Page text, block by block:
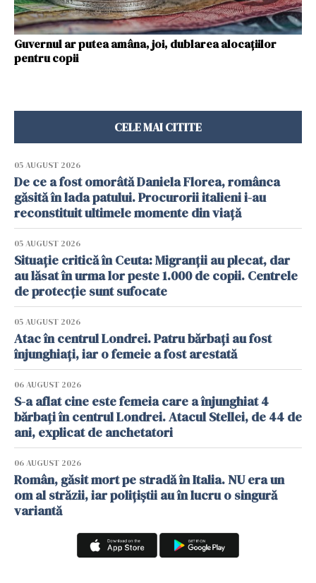
Guvernul ar putea amâna, joi, dublarea alocațiilor
pentru copii
CELE MAI CITITE
05 AUGUST 2026
De ce a fost omorâtă Daniela Florea, românca
găsită în lada patului. Procurorii italieni i-au
reconstituit ultimele momente din viață
05 AUGUST 2026
Situație critică în Ceuta: Migranții au plecat, dar
au lăsat în urma lor peste 1.000 de copii. Centrele
de protecție sunt sufocate
05 AUGUST 2026
Atac în centrul Londrei. Patru bărbați au fost
înjunghiați, iar o femeie a fost arestată
06 AUGUST 2026
S-a aflat cine este femeia care a înjunghiat 4
bărbați în centrul Londrei. Atacul Stellei, de 44 de
ani, explicat de anchetatori
06 AUGUST 2026
Român, găsit mort pe stradă în Italia. NU era un
om al străzii, iar polițiștii au în lucru o singură
variantă